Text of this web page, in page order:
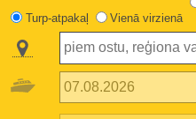
Turp-atpakaļ Vienā virzienā